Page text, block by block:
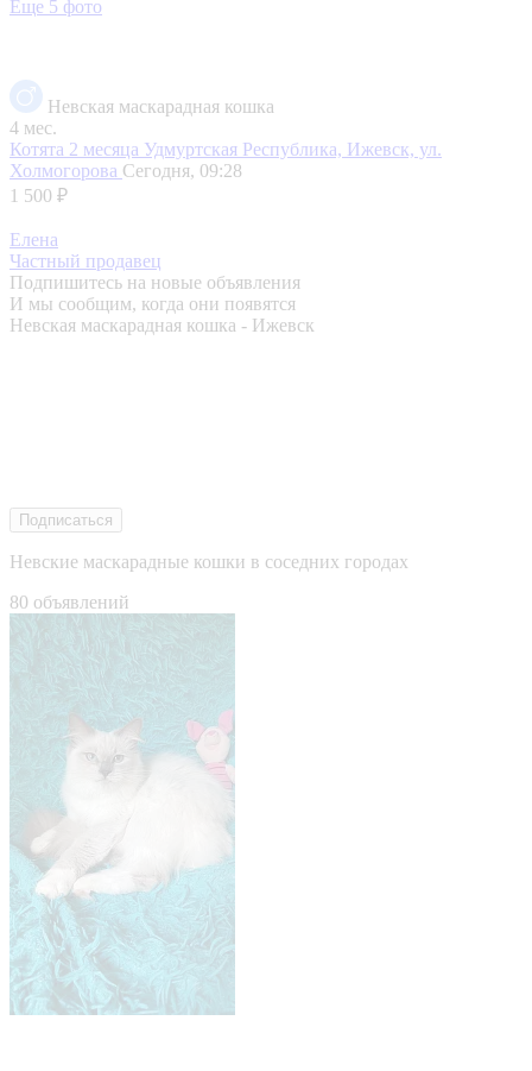
Еще 5 фото
Невская маскарадная кошка
4 мес.
Котята 2 месяца Удмуртская Республика, Ижевск, ул.
Холмогорова Сегодня, 09:28
1 500 ₽
Елена
Частный продавец
Подпишитесь на новые объявления
И мы сообщим, когда они появятся
Невская маскарадная кошка - Ижевск
Подписаться
Невские маскарадные кошки в соседних городах
80 объявлений